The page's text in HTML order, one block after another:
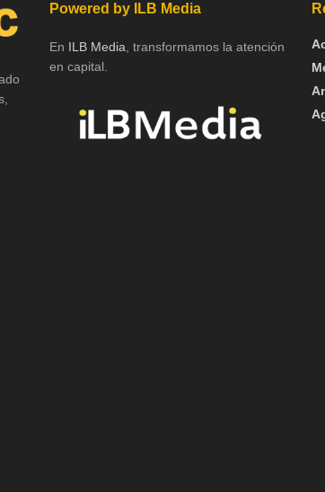
Powered by ILB Media
En ILB Media, transformamos la atención
en capital.